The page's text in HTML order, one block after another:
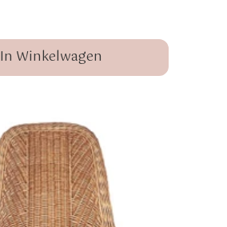
In Winkelwagen